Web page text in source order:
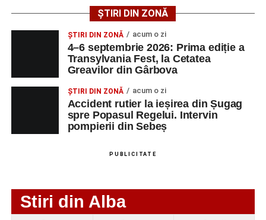
Ultimele știri din Sebeș
Femeie de 66 de ani, transportată în stare gravă la
spital după ce a fost lovită de o motocicletă pe
strada Dorobanți din Sebeș
Accident pe strada Dorobanți din Sebeș: fermeie
de 66 de ani rănită grav, după ce a fost lovită de o
Fest, la Cetatea Greavilor din Gârbova
ȘTIRI DIN ZONĂ
ȘTIRI DIN ZONĂ acum o zi
4–6 septembrie 2026: Prima ediție a
Transylvania Fest, la Cetatea
Greavilor din Gârbova
ȘTIRI DIN ZONĂ acum o zi
Accident rutier la ieșirea din Șugag
spre Popasul Regelui. Intervin
pompierii din Sebeș
PUBLICITATE
Stiri din Alba